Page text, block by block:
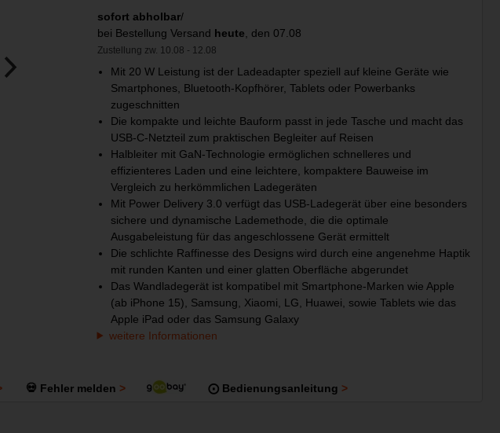
sofort abholbar/
bei Bestellung Versand heute , den 07.08
Zustellung zw. 10.08 - 12.08
Mit 20 W Leistung ist der Ladeadapter speziell auf kleine Geräte wie
Smartphones, Bluetooth-Kopfhörer, Tablets oder Powerbanks
zugeschnitten
Die kompakte und leichte Bauform passt in jede Tasche und macht das
USB-C-Netzteil zum praktischen Begleiter auf Reisen
Halbleiter mit GaN-Technologie ermöglichen schnelleres und
effizienteres Laden und eine leichtere, kompaktere Bauweise im
Vergleich zu herkömmlichen Ladegeräten
Mit Power Delivery 3.0 verfügt das USB-Ladegerät über eine besonders
sichere und dynamische Lademethode, die die optimale
Ausgabeleistung für das angeschlossene Gerät ermittelt
Die schlichte Raffinesse des Designs wird durch eine angenehme Haptik
mit runden Kanten und einer glatten Oberfläche abgerundet
Das Wandladegerät ist kompatibel mit Smartphone-Marken wie Apple
(ab iPhone 15), Samsung, Xiaomi, LG, Huawei, sowie Tablets wie das
Apple iPad oder das Samsung Galaxy
weitere Informationen
💀 Fehler melden ⨀ Bedienungsanleitung